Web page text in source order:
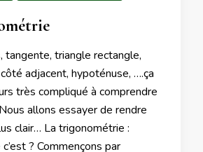
tangente, triangle rectangle,
adjacent, hypoténuse, ….ça
très compliqué à comprendre
allons essayer de rendre
clair… La trigonométrie :
? Commençons par